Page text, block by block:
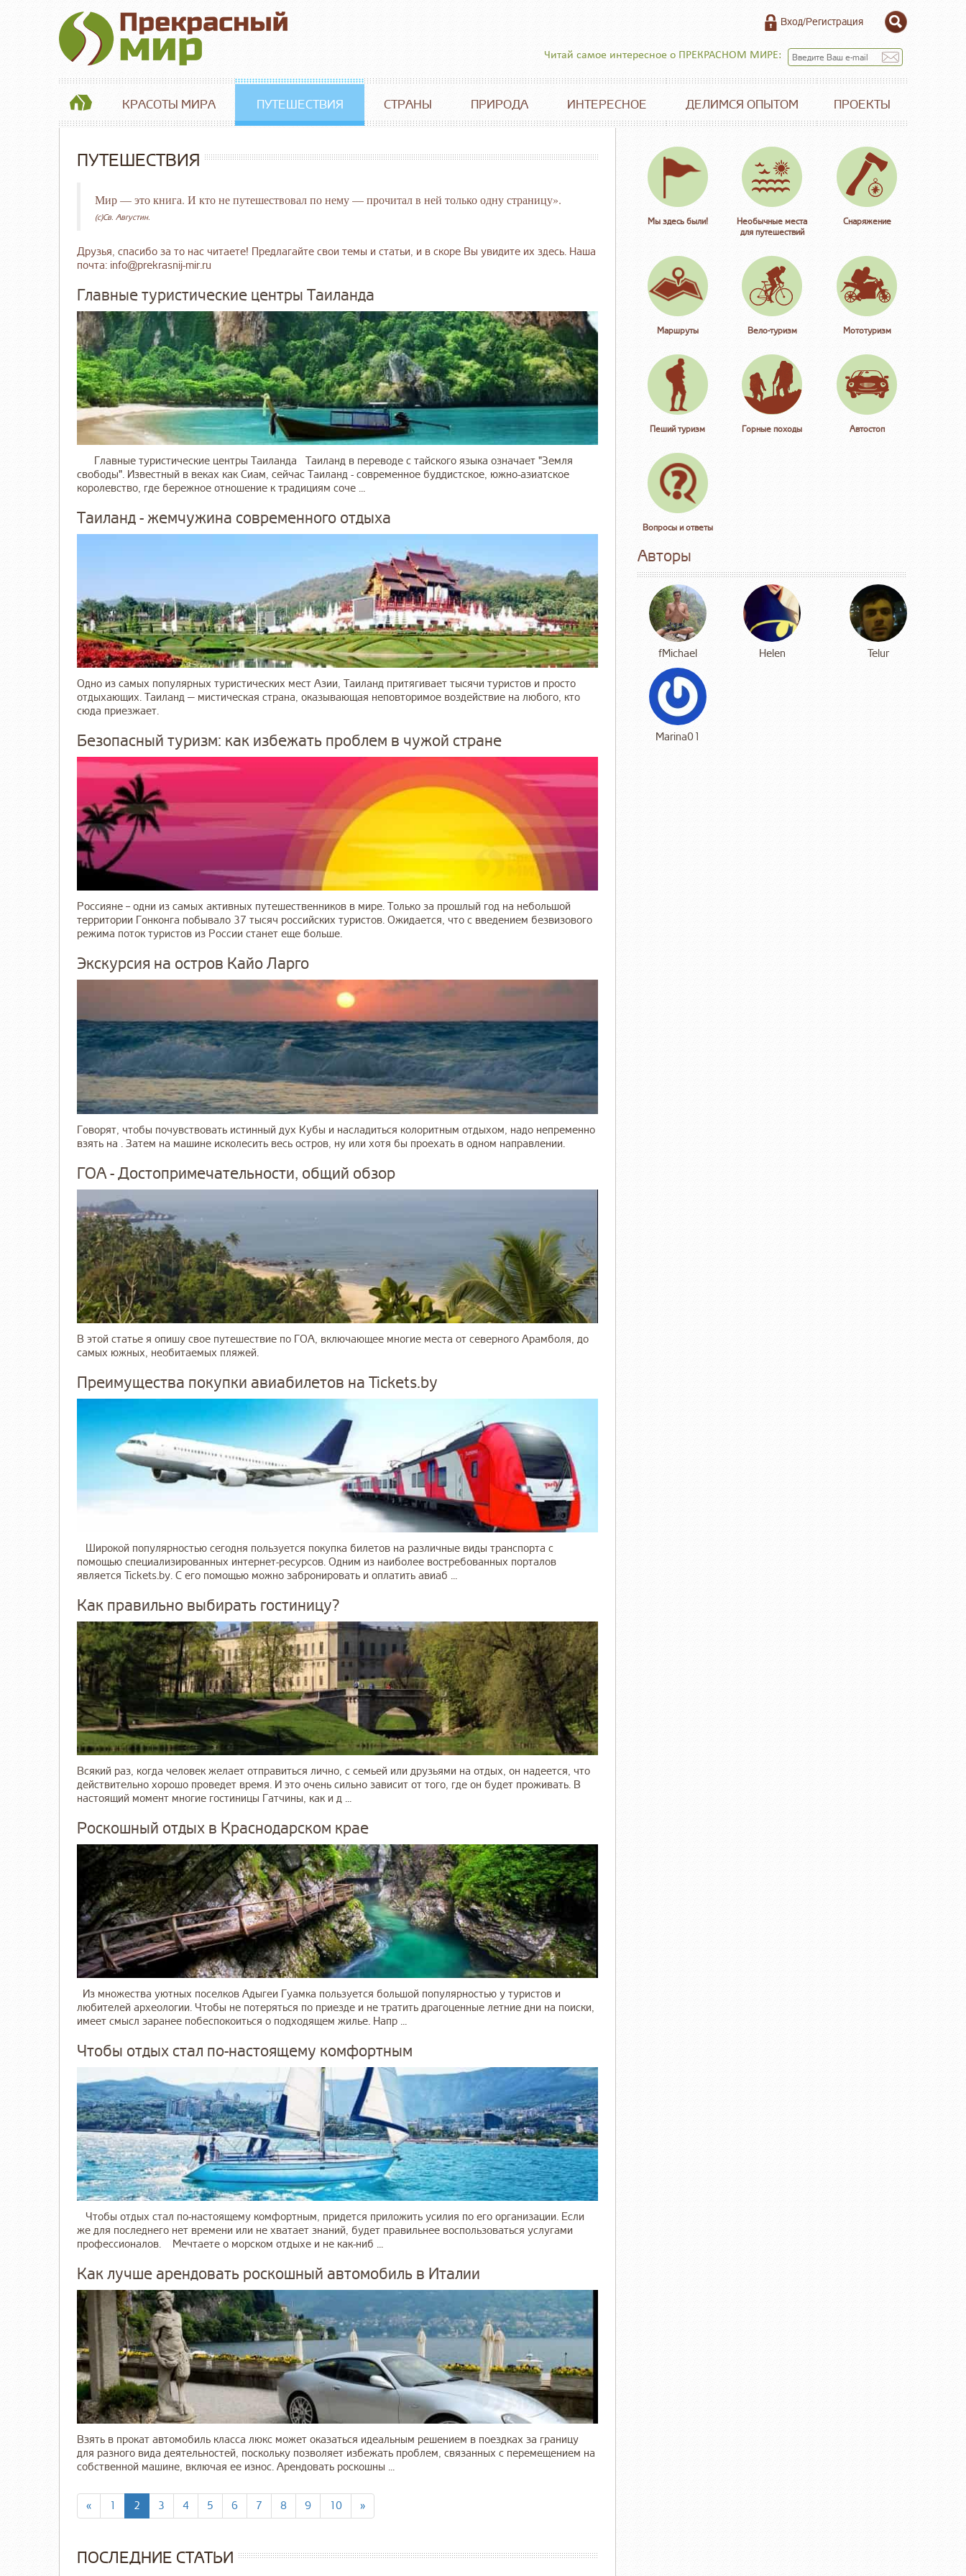
Вход/Регистрация
Читай самое интересное о ПРЕКРАСНОМ МИРЕ:
КРАСОТЫ МИРА ПУТЕШЕСТВИЯ СТРАНЫ ПРИРОДА ИНТЕРЕСНОЕ ДЕЛИМСЯ ОПЫТОМ ПРОЕКТЫ
ПУТЕШЕСТВИЯ
Мир — это книга. И кто не путешествовал по нему — прочитал в ней только одну страницу».
(c)Св. Августин.
Друзья, спасибо за то нас читаете! Предлагайте свои темы и статьи, и в скоре Вы увидите их здесь. Наша
почта: info@prekrasnij-mir.ru
Главные туристические центры Таиланда
Главные туристические центры Таиланда Таиланд в переводе с тайского языка означает "Земля
свободы". Известный в веках как Сиам, сейчас Таиланд - современное буддистское, южно-азиатское
королевство, где бережное отношение к традициям соче ...
Таиланд - жемчужина современного отдыха
Одно из самых популярных туристических мест Азии, Таиланд притягивает тысячи туристов и просто
отдыхающих. Таиланд — мистическая страна, оказывающая неповторимое воздействие на любого, кто
сюда приезжает.
Безопасный туризм: как избежать проблем в чужой стране
Россияне – одни из самых активных путешественников в мире. Только за прошлый год на небольшой
территории Гонконга побывало 37 тысяч российских туристов. Ожидается, что с введением безвизового
режима поток туристов из России станет еще больше.
Экскурсия на остров Кайо Ларго
Говорят, чтобы почувствовать истинный дух Кубы и насладиться колоритным отдыхом, надо непременно
взять на . Затем на машине исколесить весь остров, ну или хотя бы проехать в одном направлении.
ГОА - Достопримечательности, общий обзор
В этой статье я опишу свое путешествие по ГОА, включающее многие места от северного Арамболя, до
самых южных, необитаемых пляжей.
Преимущества покупки авиабилетов на Tickets.by
Широкой популярностью сегодня пользуется покупка билетов на различные виды транспорта с
помощью специализированных интернет-ресурсов. Одним из наиболее востребованных порталов
является Tickets.by. С его помощью можно забронировать и оплатить авиаб ...
Как правильно выбирать гостиницу?
Всякий раз, когда человек желает отправиться лично, с семьей или друзьями на отдых, он надеется, что
действительно хорошо проведет время. И это очень сильно зависит от того, где он будет проживать. В
настоящий момент многие гостиницы Гатчины, как и д ...
Роскошный отдых в Краснодарском крае
Из множества уютных поселков Адыгеи Гуамка пользуется большой популярностью у туристов и
любителей археологии. Чтобы не потеряться по приезде и не тратить драгоценные летние дни на поиски,
имеет смысл заранее побеспокоиться о подходящем жилье. Напр ...
Чтобы отдых стал по-настоящему комфортным
Чтобы отдых стал по-настоящему комфортным, придется приложить усилия по его организации. Если
же для последнего нет времени или не хватает знаний, будет правильнее воспользоваться услугами
профессионалов. Мечтаете о морском отдыхе и не как-ниб ...
Как лучше арендовать роскошный автомобиль в Италии
Взять в прокат автомобиль класса люкс может оказаться идеальным решением в поездках за границу
для разного вида деятельностей, поскольку позволяет избежать проблем, связанных с перемещением на
собственной машине, включая ее износ. Арендовать роскошны ...
« 1 2 3 4 5 6 7 8 9 10 »
ПОСЛЕДНИЕ СТАТЬИ
Мы здесь были!
Необычные места
для путешествий
Снаряжение
Маршруты Вело-туризм Мототуризм
Пеший туризм Горные походы Автостоп
Вопросы и ответы
Авторы
fMichael Helen Telur
Marina01